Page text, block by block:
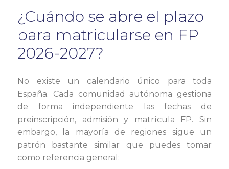
¿Cuándo se abre el plazo
para matricularse en FP
2026-2027?
No existe un calendario único para toda
España. Cada comunidad autónoma gestiona
de forma independiente las fechas de
preinscripción, admisión y matrícula FP. Sin
embargo, la mayoría de regiones sigue un
patrón bastante similar que puedes tomar
como referencia general: